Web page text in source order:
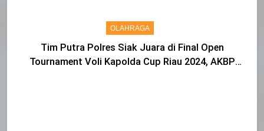
OLAHRAGA
Tim Putra Polres Siak Juara di Final Open
Tournament Voli Kapolda Cup Riau 2024, AKBP